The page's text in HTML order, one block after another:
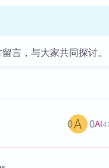
言，与大家共同探讨。
AI
0 0